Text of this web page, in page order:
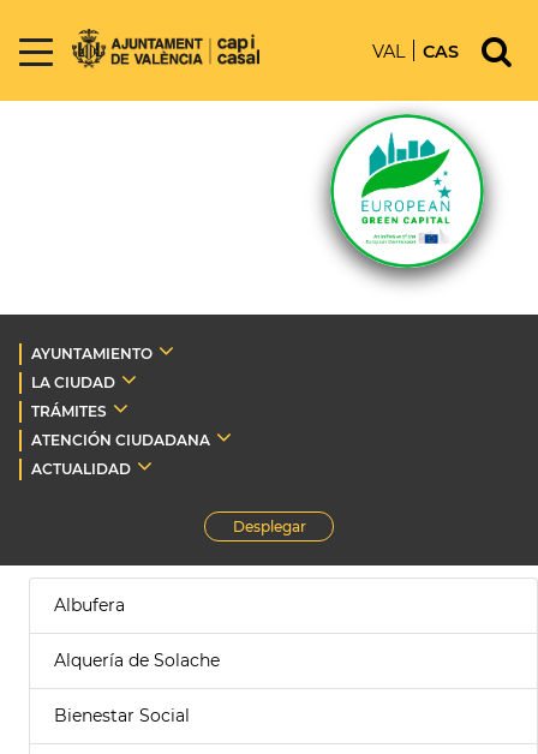
VAL CAS
AYUNTAMIENTO
LA CIUDAD
TRÁMITES
ATENCIÓN CIUDADANA
ACTUALIDAD
Desplegar
Albufera
Alquería de Solache
Bienestar Social